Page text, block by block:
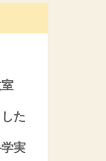
た
実